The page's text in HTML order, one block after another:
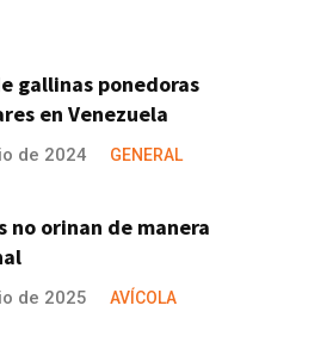
gallinas ponedoras
en Venezuela
de 2024 GENERAL
no orinan de manera
de 2025 AVÍCOLA